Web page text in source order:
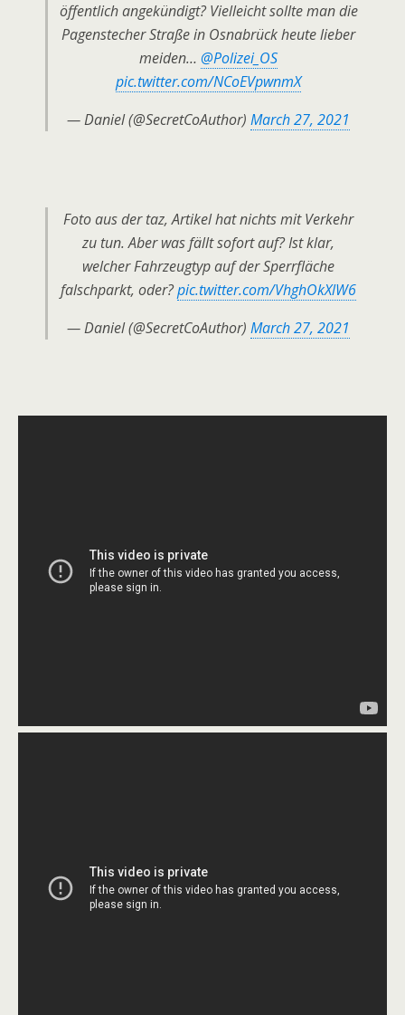
öffentlich angekündigt? Vielleicht sollte man die
Pagenstecher Straße in Osnabrück heute lieber
meiden… @Polizei_OS
pic.twitter.com/NCoEVpwnmX
— Daniel (@SecretCoAuthor) March 27, 2021
Foto aus der taz, Artikel hat nichts mit Verkehr
zu tun. Aber was fällt sofort auf? Ist klar,
welcher Fahrzeugtyp auf der Sperrfläche
falschparkt, oder?pic.twitter.com/VhghOkXlW6
— Daniel (@SecretCoAuthor) March 27, 2021